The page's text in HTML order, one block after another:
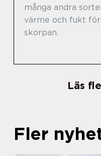
många andra
värme och fukt
skorpan.
Läs
Fler